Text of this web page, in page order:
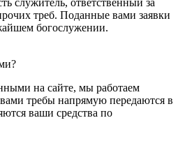
служитель, ответственный за
треб. Поданные вами заявки
богослужении.
на сайте, мы работаем
требы напрямую передаются в
ваши средства по